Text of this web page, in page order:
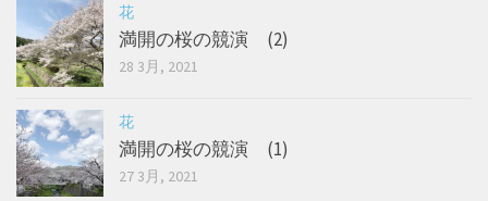
花
満開の桜の競演 (2)
28 3月, 2021
花
満開の桜の競演 (1)
27 3月, 2021